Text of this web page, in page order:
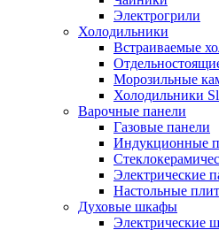
Электрогрили
Холодильники
Встраиваемые
Морозильные
Холодильники
Варочные панели
Газовые панели
Индукционные
Электрические
Настольные
Духовые шкафы
Электрические